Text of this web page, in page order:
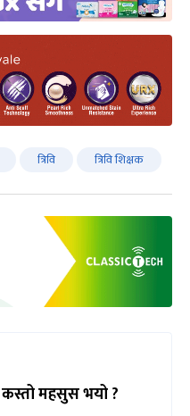
त्रिवि त्रिवि शिक्षक
महसुस भयो ?